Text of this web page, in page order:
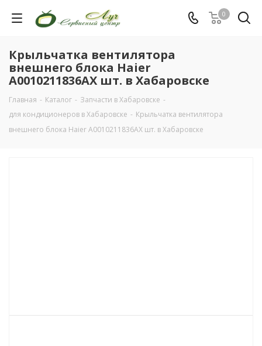
0
Крыльчатка вентилятора
внешнего блока Haier
A0010211836AX шт. в Хабаровске
Главная - Каталог - Запчасти в Хабаровске -
для кондиционеров в Хабаровске - Крыльчатка вентилятора
внешнего блока Haier A0010211836AX шт. в Хабаровске